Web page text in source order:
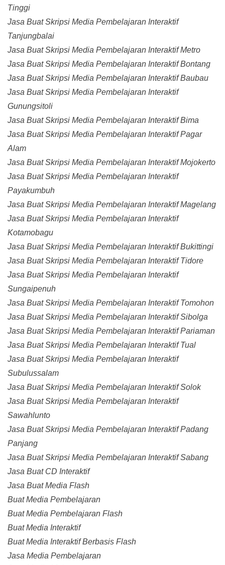
Tinggi
Jasa Buat Skripsi Media Pembelajaran Interaktif
Tanjungbalai
Jasa Buat Skripsi Media Pembelajaran Interaktif Metro
Jasa Buat Skripsi Media Pembelajaran Interaktif Bontang
Jasa Buat Skripsi Media Pembelajaran Interaktif Baubau
Jasa Buat Skripsi Media Pembelajaran Interaktif
Gunungsitoli
Jasa Buat Skripsi Media Pembelajaran Interaktif Bima
Jasa Buat Skripsi Media Pembelajaran Interaktif Pagar
Alam
Jasa Buat Skripsi Media Pembelajaran Interaktif Mojokerto
Jasa Buat Skripsi Media Pembelajaran Interaktif
Payakumbuh
Jasa Buat Skripsi Media Pembelajaran Interaktif Magelang
Jasa Buat Skripsi Media Pembelajaran Interaktif
Kotamobagu
Jasa Buat Skripsi Media Pembelajaran Interaktif Bukittingi
Jasa Buat Skripsi Media Pembelajaran Interaktif Tidore
Jasa Buat Skripsi Media Pembelajaran Interaktif
Sungaipenuh
Jasa Buat Skripsi Media Pembelajaran Interaktif Tomohon
Jasa Buat Skripsi Media Pembelajaran Interaktif Sibolga
Jasa Buat Skripsi Media Pembelajaran Interaktif Pariaman
Jasa Buat Skripsi Media Pembelajaran Interaktif Tual
Jasa Buat Skripsi Media Pembelajaran Interaktif
Subulussalam
Jasa Buat Skripsi Media Pembelajaran Interaktif Solok
Jasa Buat Skripsi Media Pembelajaran Interaktif
Sawahlunto
Jasa Buat Skripsi Media Pembelajaran Interaktif Padang
Panjang
Jasa Buat Skripsi Media Pembelajaran Interaktif Sabang
Jasa Buat CD Interaktif
Jasa Buat Media Flash
Buat Media Pembelajaran
Buat Media Pembelajaran Flash
Buat Media Interaktif
Buat Media Interaktif Berbasis Flash
Jasa Media Pembelajaran